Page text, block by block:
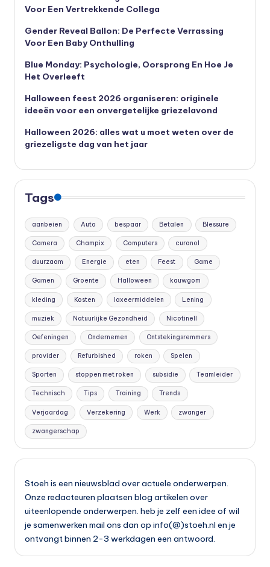
Voor Een Vertrekkende Collega
Gender Reveal Ballon: De Perfecte Verrassing
Voor Een Baby Onthulling
Blue Monday: Psychologie, Oorsprong En Hoe Je
Het Overleeft
Halloween feest 2026 organiseren: originele
ideeën voor een onvergetelijke griezelavond
Halloween 2026: alles wat u moet weten over de
griezeligste dag van het jaar
Tags
aanbeien Auto bespaar Betalen Blessure
Camera Champix Computers curanol
duurzaam Energie eten Feest Game
Gamen Groente Halloween kauwgom
kleding Kosten laxeermiddelen Lening
muziek Natuurlijke Gezondheid Nicotinell
Oefeningen Ondernemen Ontstekingsremmers
provider Refurbished roken Spelen
Sporten stoppen met roken subsidie Teamleider
Technisch Tips Training Trends
Verjaardag Verzekering Werk zwanger
zwangerschap
Stoeh is een nieuwsblad over actuele onderwerpen.
Onze redacteuren plaatsen blog artikelen over
uiteenlopende onderwerpen. heb je zelf een idee of wil
je samenwerken mail ons dan op info(@)stoeh.nl en je
ontvangt binnen 2-3 werkdagen een antwoord.